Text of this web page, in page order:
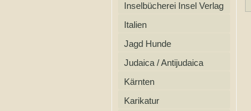
Inselbücherei Insel Verlag
Italien
Jagd Hunde
Judaica / Antijudaica
Kärnten
Karikatur